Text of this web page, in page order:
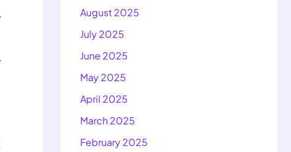
August 2025
July 2025
June 2025
May 2025
April 2025
March 2025
February 2025